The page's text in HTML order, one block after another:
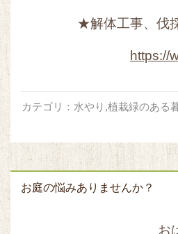
★解体工事、伐
https://
カテゴリ： 水やり ,植栽緑のある
お庭の悩みありませんか？
お